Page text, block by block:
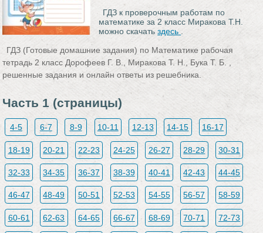
ГДЗ к проверочным работам по
математике за 2 класс Миракова Т.Н.
можно скачатьздесь
ГДЗ (Готовые домашние задания) по Математике рабочая
тетрадь 2 класс Дорофеев Г. В., Миракова Т. Н., Бука Т. Б. ,
решенные задания и онлайн ответы из решебника.
Часть 1 (страницы)
4-5 6-7 8-9 10-11 12-13 14-15 16-17
18-19 20-21 22-23 24-25 26-27 28-29 30-31
32-33 34-35 36-37 38-39 40-41 42-43 44-45
46-47 48-49 50-51 52-53 54-55 56-57 58-59
60-61 62-63 64-65 66-67 68-69 70-71 72-73